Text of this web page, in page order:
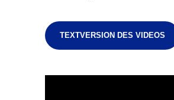
TEXTVERSION DES VIDEOS